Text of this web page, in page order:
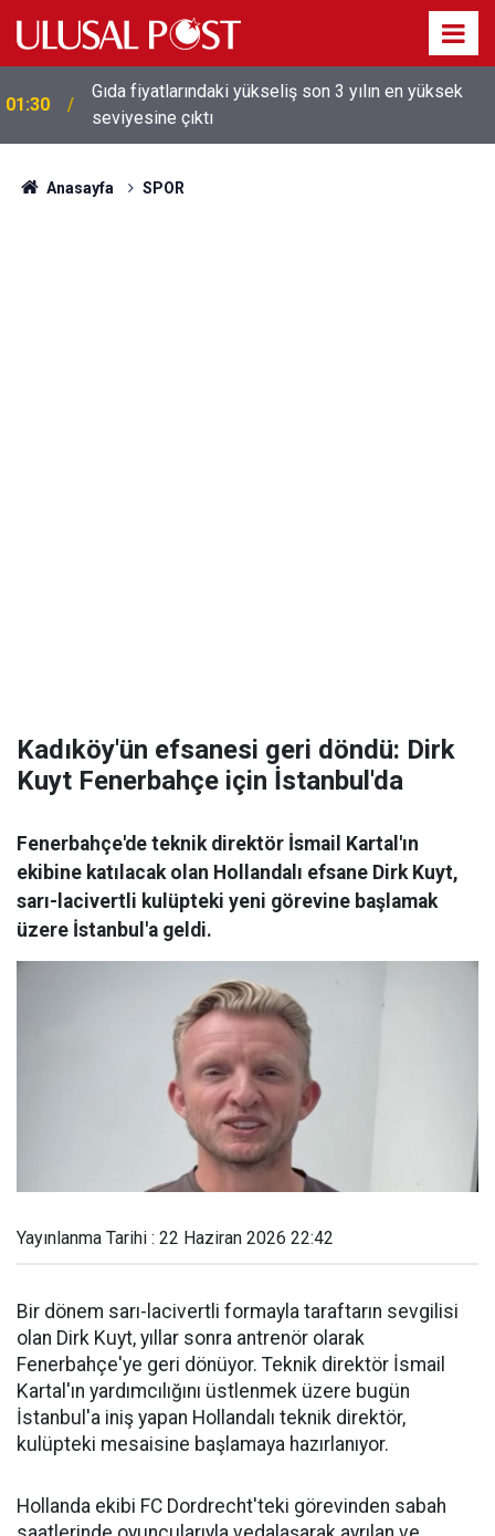
01:30
Gıda fiyatlarındaki yükseliş son 3 yılın en yüksek
01:26
Galatasaray'dan sekiz kişi hakkında savcılığa suç
duyurusu
Anasayfa SPOR
Kadıköy'ün efsanesi geri döndü: Dirk
Kuyt Fenerbahçe için İstanbul'da
Fenerbahçe'de teknik direktör İsmail Kartal'ın
ekibine katılacak olan Hollandalı efsane Dirk Kuyt,
sarı-lacivertli kulüpteki yeni görevine başlamak
üzere İstanbul'a geldi.
Yayınlanma Tarihi : 22 Haziran 2026 22:42
Bir dönem sarı-lacivertli formayla taraftarın sevgilisi
olan Dirk Kuyt, yıllar sonra antrenör olarak
Fenerbahçe'ye geri dönüyor. Teknik direktör İsmail
Kartal'ın yardımcılığını üstlenmek üzere bugün
İstanbul'a iniş yapan Hollandalı teknik direktör,
kulüpteki mesaisine başlamaya hazırlanıyor.
Hollanda ekibi FC Dordrecht'teki görevinden sabah